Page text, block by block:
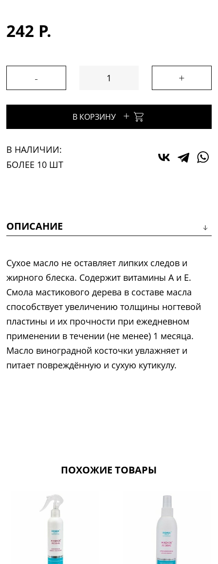
242 Р.
- +
В КОРЗИНУ +
В НАЛИЧИИ:
БОЛЕЕ 10 ШТ
ОПИСАНИЕ
Сухое масло не оставляет липких следов и
жирного блеска. Содержит витамины А и Е.
Смола мастикового дерева в составе масла
способствует увеличению толщины ногтевой
пластины и их прочности при ежедневном
применении в течении (не менее) 1 месяца.
Масло виноградной косточки увлажняет и
питает повреждённую и сухую кутикулу.
ПОХОЖИЕ ТОВАРЫ